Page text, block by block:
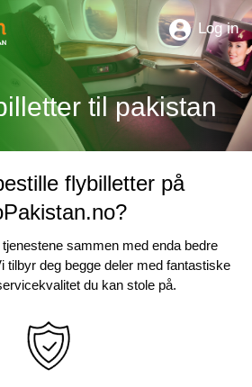
Log in
til pakistan
flybilletter på
sammen med enda bedre
tilbyr deg begge deler med fantastiske
du kan stole på.